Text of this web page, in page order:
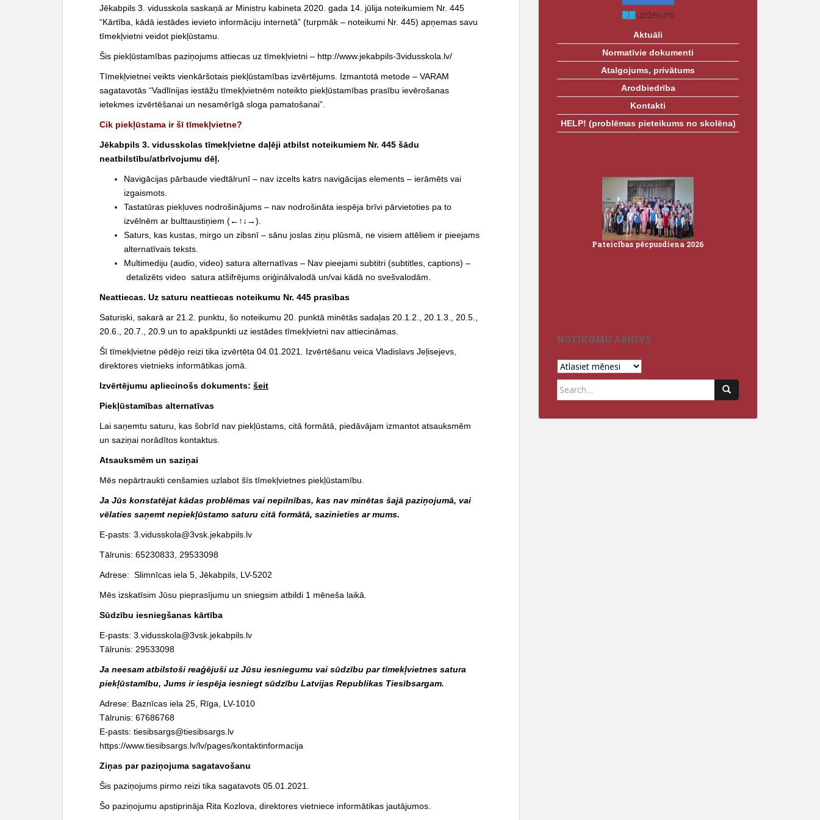
Jēkabpils 3. vidusskola saskaņā ar Ministru kabineta 2020. gada 14. jūlija noteikumiem Nr. 445
“Kārtība, kādā iestādes ievieto informāciju internetā” (turpmāk – noteikumi Nr. 445) apņemas savu
tīmekļvietni veidot piekļūstamu.
Šis piekļūstamības paziņojums attiecas uz tīmekļvietni – http://www.jekabpils-3vidusskola.lv/
Tīmekļvietnei veikts vienkāršotais piekļūstamības izvērtējums. Izmantotā metode – VARAM
sagatavotās “Vadlīnijas iestāžu tīmekļvietnēm noteikto piekļūstamības prasību ievērošanas
ietekmes izvērtēšanai un nesamērīgā sloga pamatošanai”.
Cik piekļūstama ir šī tīmekļvietne?
Jēkabpils 3. vidusskolas tīmekļvietne daļēji atbilst noteikumiem Nr. 445 šādu
neatbilstību/atbrīvojumu dēļ.
Navigācijas pārbaude viedtālrunī – nav izcelts katrs navigācijas elements – ierāmēts vai
izgaismots.
Tastatūras piekļuves nodrošinājums – nav nodrošināta iespēja brīvi pārvietoties pa to
izvēlnēm ar bulttaustiņiem (←↑↓→).
Saturs, kas kustas, mirgo un zibsnī – sānu joslas ziņu plūsmā, ne visiem attēliem ir pieejams
alternatīvais teksts.
Multimediju (audio, video) satura alternatīvas – Nav pieejami subtitri (subtitles, captions) –
detalizēts video satura atšifrējums oriģinālvalodā un/vai kādā no svešvalodām.
Neattiecas. Uz saturu neattiecas noteikumu Nr. 445 prasības
Saturiski, sakarā ar 21.2. punktu, šo noteikumu 20. punktā minētās sadaļas 20.1.2., 20.1.3., 20.5.,
20.6., 20.7., 20.9 un to apakšpunkti uz iestādes tīmekļvietni nav attiecināmas.
Šī tīmekļvietne pēdējo reizi tika izvērtēta 04.01.2021. Izvērtēšanu veica Vladislavs Jeļisejevs,
direktores vietnieks informātikas jomā.
Izvērtējumu apliecinošs dokuments: šeit
Piekļūstamības alternatīvas
Lai saņemtu saturu, kas šobrīd nav piekļūstams, citā formātā, piedāvājam izmantot atsauksmēm
un saziņai norādītos kontaktus.
Atsauksmēm un saziņai
Mēs nepārtraukti cenšamies uzlabot šīs tīmekļvietnes piekļūstamību.
Ja Jūs konstatējat kādas problēmas vai nepilnības, kas nav minētas šajā paziņojumā, vai
vēlaties saņemt nepiekļūstamo saturu citā formātā, sazinieties ar mums.
E-pasts: 3.vidusskola@3vsk.jekabpils.lv
Tālrunis: 65230833, 29533098
Adrese: Slimnīcas iela 5, Jēkabpils, LV-5202
Mēs izskatīsim Jūsu pieprasījumu un sniegsim atbildi 1 mēneša laikā.
Sūdzību iesniegšanas kārtība
E-pasts: 3.vidusskola@3vsk.jekabpils.lv
Tālrunis: 29533098
Ja neesam atbilstoši reaģējuši uz Jūsu iesniegumu vai sūdzību par tīmekļvietnes satura
piekļūstamību, Jums ir iespēja iesniegt sūdzību Latvijas Republikas Tiesībsargam.
Adrese: Baznīcas iela 25, Rīga, LV-1010
Tālrunis: 67686768
E-pasts: tiesibsargs@tiesibsargs.lv
https://www.tiesibsargs.lv/lv/pages/kontaktinformacija
Ziņas par paziņojuma sagatavošanu
Šis paziņojums pirmo reizi tika sagatavots 05.01.2021.
Šo paziņojumu apstiprināja Rita Kozlova, direktores vietniece informātikas jautājumos.
Aktuāli
Normatīvie dokumenti
Atalgojums, privātums
Arodbiedrība
Kontakti
HELP! (problēmas pieteikums no skolēna)
Pēdējā zvana pasākumi 2026
Pateicības pēcpusdiena 2026
NOTIKUMU ARHĪVS